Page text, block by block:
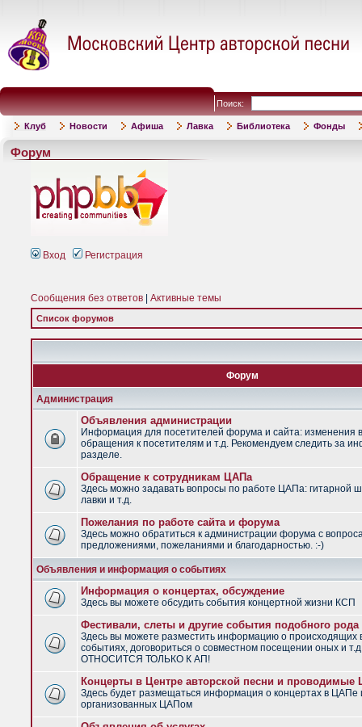
Поиск:
Клуб Новости Афиша Лавка Библиотека Фонды
Форум
Вход Регистрация
Сообщения без ответов Активные темы
Список форумов
Форум
Администрация
Объявления администрации
Информация для посетителей форума и сайта: изменения
обращения к посетителям и т.д. Рекомендуем следить за
разделе.
Обращение к сотрудникам ЦАПа
Здесь можно задавать вопросы по работе ЦАПа: гитарной
лавки и т.д.
Пожелания по работе сайта и форума
Здесь можно обратиться к администрации форума с
предложениями, пожеланиями и благодарностью. :-)
Объявления и информация о событиях
Информация о концертах, обсуждение
Здесь вы можете обсудить события концертной жизни КСП
Фестивали, слеты и другие события подобного рода
Здесь вы можете разместить информацию о
событиях, договориться о совместном посещении оных и
ОТНОСИТСЯ ТОЛЬКО К АП!
Концерты в Центре авторской песни и
Здесь будет размещаться информация о концертах в ЦАПе
организованных ЦАПом